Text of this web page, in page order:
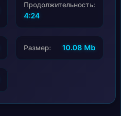
Продолжительность:
4:24
Размер: 10.08 Mb